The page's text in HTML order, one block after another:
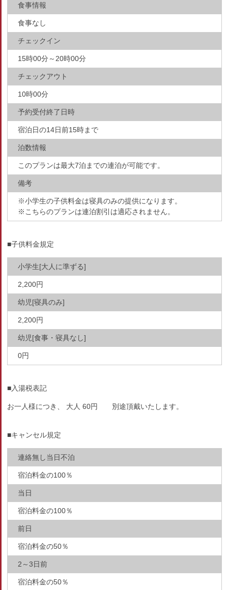
食事情報
食事なし
チェックイン
15時00分～20時00分
チェックアウト
10時00分
予約受付終了日時
宿泊日の14日前15時まで
泊数情報
このプランは最大7泊までの連泊が可能です。
備考
※小学生の子供料金は寝具のみの提供になります。
※こちらのプランは連泊割引は適応されません。
■子供料金規定
小学生[大人に準ずる]
2,200円
幼児[寝具のみ]
2,200円
幼児[食事・寝具なし]
0円
■入湯税表記
お一人様につき、 大人 60円 別途頂戴いたします。
■キャンセル規定
連絡無し当日不泊
宿泊料金の100％
当日
宿泊料金の100％
前日
宿泊料金の50％
2～3日前
宿泊料金の50％